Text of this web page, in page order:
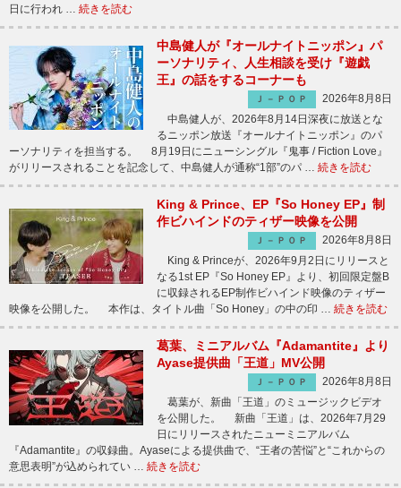
日に行われ … 続きを読む
中島健人が『オールナイトニッポン』パ
ーソナリティ、人生相談を受け『遊戯
王』の話をするコーナーも
Ｊ－ＰＯＰ
2026年8月8日
中島健人が、2026年8月14日深夜に放送とな
るニッポン放送『オールナイトニッポン』のパ
ーソナリティを担当する。 8月19日にニューシングル『鬼事 / Fiction Love』
がリリースされることを記念して、中島健人が通称“1部”のパ … 続きを読む
King & Prince、EP『So Honey EP』制
作ビハインドのティザー映像を公開
Ｊ－ＰＯＰ
2026年8月8日
King & Princeが、2026年9月2日にリリースと
なる1st EP『So Honey EP』より、初回限定盤B
に収録されるEP制作ビハインド映像のティザー
映像を公開した。 本作は、タイトル曲「So Honey」の中の印 … 続きを読む
葛葉、ミニアルバム『Adamantite』より
Ayase提供曲「王道」MV公開
Ｊ－ＰＯＰ
2026年8月8日
葛葉が、新曲「王道」のミュージックビデオ
を公開した。 新曲「王道」は、2026年7月29
日にリリースされたニューミニアルバム
『Adamantite』の収録曲。Ayaseによる提供曲で、“王者の苦悩”と“これからの
意思表明”が込められてい … 続きを読む